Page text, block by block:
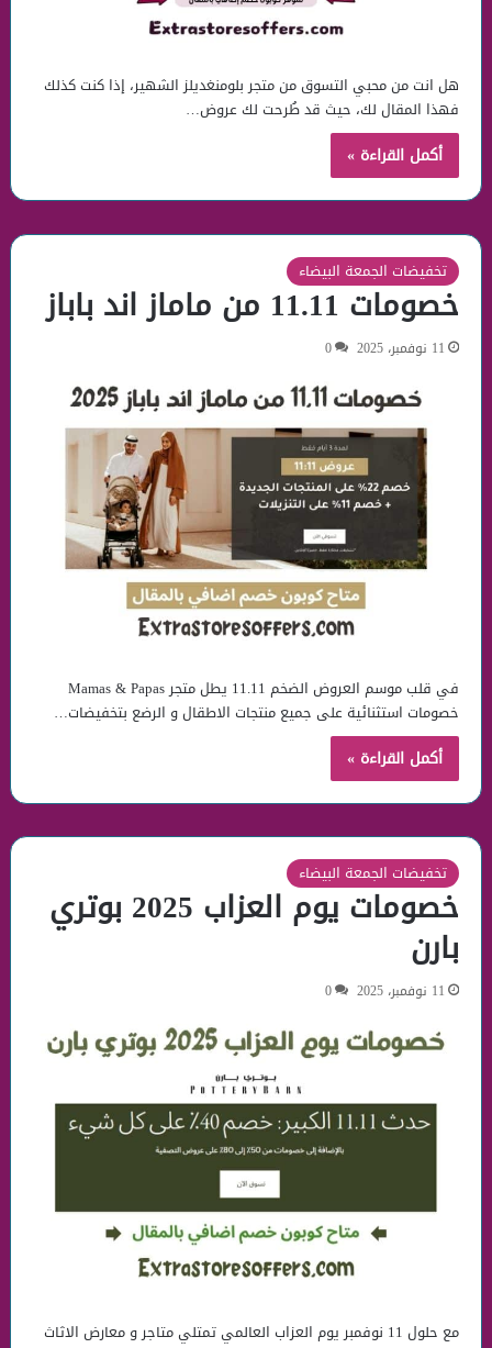
هل انت من محبي التسوق من متجر بلومنغديلز الشهير، إذا كنت كذلك
فهذا المقال لك، حيث قد طُرحت لك عروض…
أكمل القراءة »
تخفيضات الجمعة البيضاء
خصومات 11.11 من ماماز اند باباز
11 نوفمبر، 2025 0
في قلب موسم العروض الضخم 11.11 يطل متجر Mamas & Papas
خصومات استثنائية على جميع منتجات الاطقال و الرضع بتخفيضات…
أكمل القراءة »
تخفيضات الجمعة البيضاء
خصومات يوم العزاب 2025 بوتري
بارن
11 نوفمبر، 2025 0
مع حلول 11 نوفمبر يوم العزاب العالمي تمتلي متاجر و معارض الاثاث